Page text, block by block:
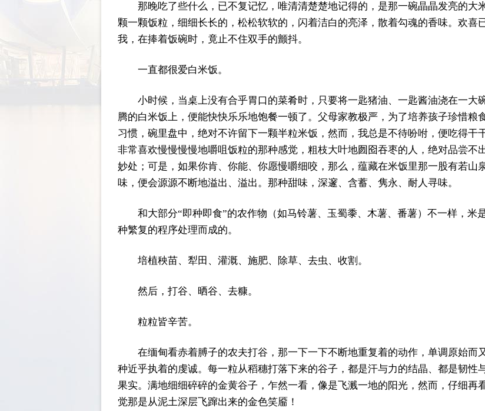
那晚吃了些什么，已不复记忆，唯清清楚楚地记得的，是那一碗晶晶发亮的大
颗一颗饭粒，细细长长的，松松软软的，闪着洁白的亮泽，散着勾魂的香味。欢喜
我，在捧着饭碗时，竟止不住双手的颤抖。
一直都很爱白米饭。
小时候，当桌上没有合乎胃口的菜肴时，只要将一匙猪油、一匙酱油浇在一大
腾的白米饭上，便能快快乐乐地饱餐一顿了。父母家教极严，为了培养孩子珍惜粮
习惯，碗里盘中，绝对不许留下一颗半粒米饭，然而，我总是不待吩咐，便吃得干
非常喜欢慢慢慢慢地嚼咀饭粒的那种感觉，粗枝大叶地囫囵吞枣的人，绝对品尝不
妙处；可是，如果你肯、你能、你愿慢嚼细咬，那么，蕴藏在米饭里那一股有若山
味，便会源源不断地溢出、溢出。那种甜味，深邃、含蓄、隽永、耐人寻味。
和大部分“即种即食”的农作物（如马铃薯、玉蜀黍、木薯、番薯）不一样，米
种繁复的程序处理而成的。
培植秧苗、犁田、灌溉、施肥、除草、去虫、收割。
然后，打谷、晒谷、去糠。
粒粒皆辛苦。
在缅甸看赤着膊子的农夫打谷，那一下一下不断地重复着的动作，单调原始而
种近乎执着的虔诚。每一粒从稻穗打落下来的谷子，都是汗与力的结晶、都是韧性
果实。满地细细碎碎的金黄谷子，乍然一看，像是飞溅一地的阳光，然而，仔细再
觉那是从泥土深层飞蹿出来的金色笑靥！